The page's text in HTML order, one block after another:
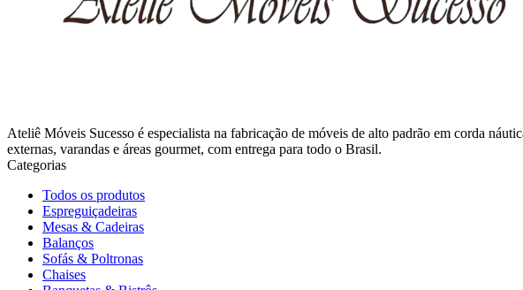
Ateliê Móveis Sucesso é especialista na fabricação de móveis de alto padrão em corda
externas, varandas e áreas gourmet, com entrega para todo o Brasil.
Categorias
Todos os produtos
Espreguiçadeiras
Mesas & Cadeiras
Balanços
Sofás & Poltronas
Chaises